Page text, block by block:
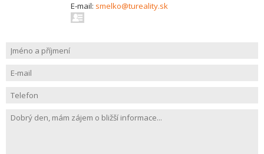
E-mail: smelko@tureality.sk